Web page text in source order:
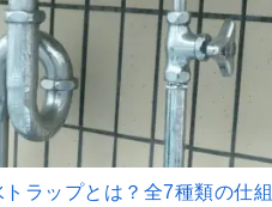
トラップとは？全7種類の仕組